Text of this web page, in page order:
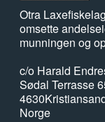
20. mai 2026
naturgledetur
07. mai 2026
Årets
Otra
omsette
munningen og
c/o Harald
Sødal Terrasse
4630
Norge